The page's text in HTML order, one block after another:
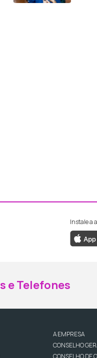
da RTP
Instagram da
Instale a
e Telefones
A EMPRESA
CONSELHO
CONSELHO DE